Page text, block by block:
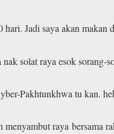
Jadi saya akan makan
solat raya esok sorang-
Pakhtunkhwa tu kan.
menyambut raya